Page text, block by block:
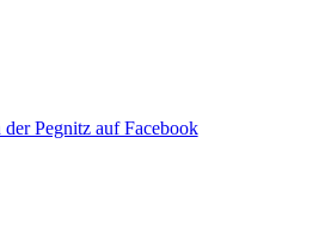
Pegnitz auf Facebook